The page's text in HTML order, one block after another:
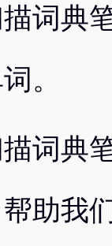
词典
。
词典
助我